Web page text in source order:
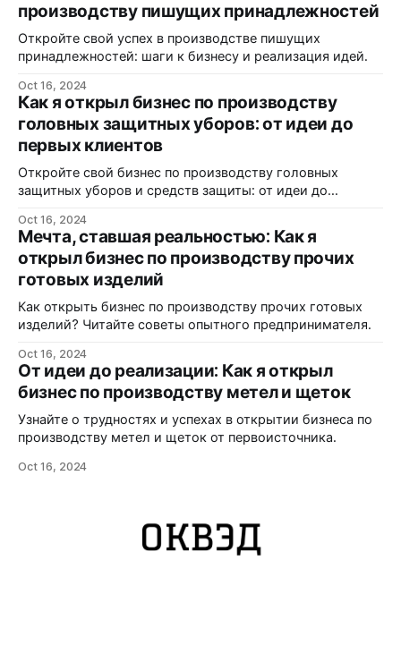
производству пишущих принадлежностей
Откройте свой успех в производстве пишущих
принадлежностей: шаги к бизнесу и реализация идей.
Oct 16, 2024
Как я открыл бизнес по производству
головных защитных уборов: от идеи до
первых клиентов
Откройте свой бизнес по производству головных
защитных уборов и средств защиты: от идеи до
Oct 16, 2024
Мечта, ставшая реальностью: Как я
открыл бизнес по производству прочих
готовых изделий
Как открыть бизнес по производству прочих готовых
изделий? Читайте советы опытного предпринимателя.
Oct 16, 2024
От идеи до реализации: Как я открыл
бизнес по производству метел и щеток
Узнайте о трудностях и успехах в открытии бизнеса по
производству метел и щеток от первоисточника.
Oct 16, 2024